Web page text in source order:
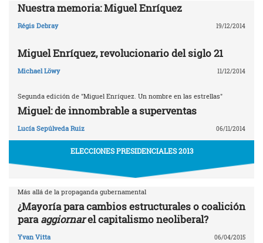
Nuestra memoria: Miguel Enríquez
Régis Debray 19/12/2014
Miguel Enríquez, revolucionario del siglo 21
Michael Löwy 11/12/2014
Segunda edición de "Miguel Enríquez. Un nombre en las estrellas"
Miguel: de innombrable a superventas
Lucía Sepúlveda Ruiz 06/11/2014
ELECCIONES PRESIDENCIALES 2013
Más allá de la propaganda gubernamental
¿Mayoría para cambios estructurales o coalición
paraaggiornarel capitalismo neoliberal?
Yvan Vitta 06/04/2015